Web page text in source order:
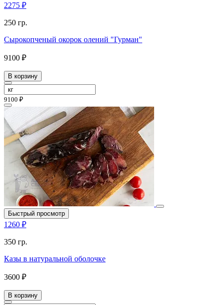
2275 ₽
250 гр.
Сырокопченый окорок олений "Гурман"
9100 ₽
В корзину
9100 ₽
Быстрый просмотр
1260 ₽
350 гр.
Казы в натуральной оболочке
3600 ₽
В корзину